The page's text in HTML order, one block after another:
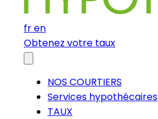
fren
Obtenez votre taux
NOS COURTIERS
Services hypothécaires
TAUX